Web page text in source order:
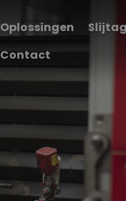
Oplossingen
Contact